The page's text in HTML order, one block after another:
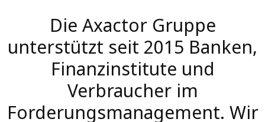
Die Axactor Gruppe
unterstützt seit 2015 Banken,
Finanzinstitute und
Verbraucher im
Forderungsmanagement. Wir